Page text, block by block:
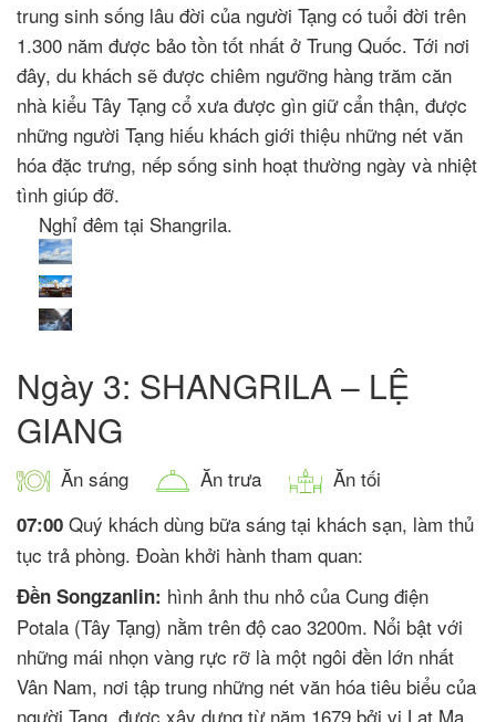
trung sinh sống lâu đời của người Tạng có tuổi đời trên
1.300 năm được bảo tồn tốt nhất ở Trung Quốc. Tới nơi
đây, du khách sẽ được chiêm ngưỡng hàng trăm căn
nhà kiểu Tây Tạng cổ xưa được gìn giữ cẩn thận, được
những người Tạng hiếu khách giới thiệu những nét văn
hóa đặc trưng, nếp sống sinh hoạt thường ngày và nhiệt
tình giúp đỡ.
Nghỉ đêm tại Shangrila.
Ngày 3: SHANGRILA – LỆ
GIANG
Ăn sáng Ăn trưa Ăn tối
07:00 Quý khách dùng bữa sáng tại khách sạn, làm thủ
tục trả phòng. Đoàn khởi hành tham quan:
Đền Songzanlin: hình ảnh thu nhỏ của Cung điện
Potala (Tây Tạng) nằm trên độ cao 3200m. Nổi bật với
những mái nhọn vàng rực rỡ là một ngôi đền lớn nhất
Vân Nam, nơi tập trung những nét văn hóa tiêu biểu của
người Tạng, được xây dựng từ năm 1679 bởi vị Lạt Ma